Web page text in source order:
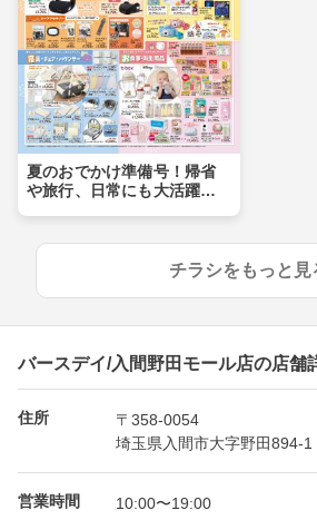
夏のおでかけ準備号！帰省
や旅行、日常にも大活躍ア
チラシをもっと見
バースデイ/入間野田モール店の店舗
住所
〒358-0054
埼玉県入間市大字野田894-1
営業時間 10:00〜19:00